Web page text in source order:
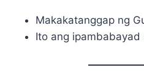
Makakatanggap ng
Ito ang ipambabayad